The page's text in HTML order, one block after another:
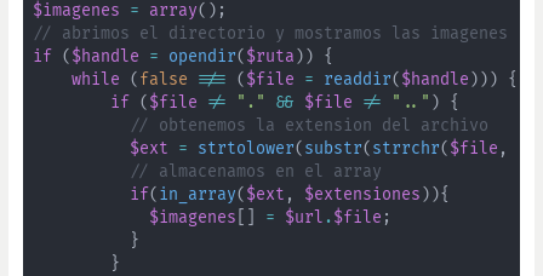
$imagenes
= array( ) ;
// abrimos el directorio y mostramos las imagenes
if
( $handle = opendir( $ruta ) )
{
while
( false !== ( $file = readdir( $handle ) ) )
{
if
( $file != "." && $file != ".." )
{
// obtenemos la extension del archivo
$ext
= strtolower( substr( strrchr( $file ,
// almacenamos en el array
if( in_array( $ext , $extensiones ) ){
$imagenes
= $url . $file ;
}
}